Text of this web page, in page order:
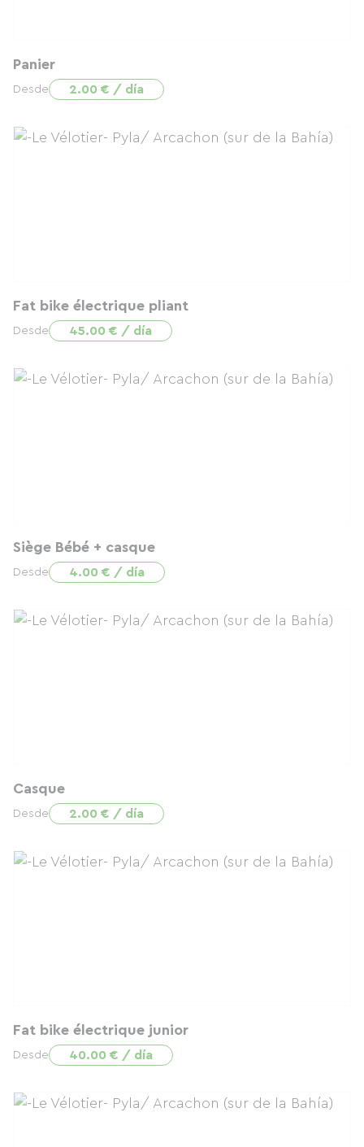
Panier
Desde 2.00 € / día
Fat bike électrique pliant
Desde 45.00 € / día
Siège Bébé + casque
Desde 4.00 € / día
Casque
Desde 2.00 € / día
Fat bike électrique junior
Desde 40.00 € / día